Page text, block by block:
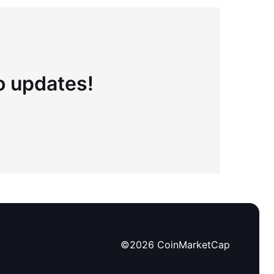
updates!
©2026 CoinMarketCap